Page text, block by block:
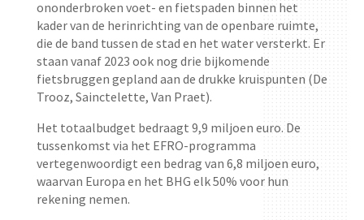
ononderbroken voet- en fietspaden binnen het
kader van de herinrichting van de openbare ruimte,
die de band tussen de stad en het water versterkt. Er
staan vanaf 2023 ook nog drie bijkomende
fietsbruggen gepland aan de drukke kruispunten (De
Trooz, Sainctelette, Van Praet).
Het totaalbudget bedraagt 9,9 miljoen euro. De
tussenkomst via het EFRO-programma
vertegenwoordigt een bedrag van 6,8 miljoen euro,
waarvan Europa en het BHG elk 50% voor hun
rekening nemen.